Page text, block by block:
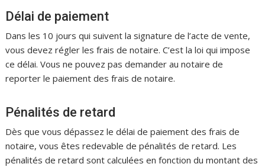
Délai de paiement
Dans les 10 jours qui suivent la signature de l’acte de vente,
vous devez régler les frais de notaire. C’est la loi qui impose
ce délai. Vous ne pouvez pas demander au notaire de
reporter le paiement des frais de notaire.
Pénalités de retard
Dès que vous dépassez le délai de paiement des frais de
notaire, vous êtes redevable de pénalités de retard. Les
pénalités de retard sont calculées en fonction du montant des